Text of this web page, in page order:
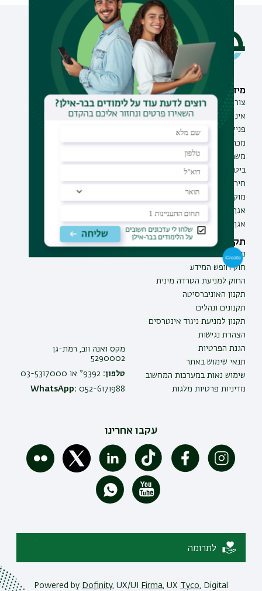
מידע וסיוע
צור קשר
אינ-בר מידע אישי לסטודנט
פנייה למנהל האתר
מכרזים
משרות בבר-אילן
ביטחון ובטיחות
חירום ועזרה ראשונה
מוקד בקרה לדיווחים
אגף התקשוב
אגף התפעול
תחומי לימוד
תואר ראשון
תואר שני
מכינות
תקנות וביקורת
מבקר האוניברסיטה
חוק חופש המידע
החוק למניעת הטרדה מינית
תקנון האוניברסיטה
תקנונים ונהלים
תקנון למניעת ניגוד אינטרסים
הצהרת נגישות
הגנת הפרטיות
תנאי שימוש באתר
שימוש נאות במערכות המחשוב
מדיניות פרטיות מלגות
מקס ואנה ווב, רמת-גן
5290002
טלפון: 9392* או 03-5317000
WhatsApp: 052-6171988
עקבו אחרינו
לתרומה
Powered by Dofinity, UX/UI Firma, UX Tyco, Digital